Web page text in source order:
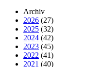
Archiv
2026 (27)
2025 (32)
2024 (42)
2023 (45)
2022 (41)
2021 (40)